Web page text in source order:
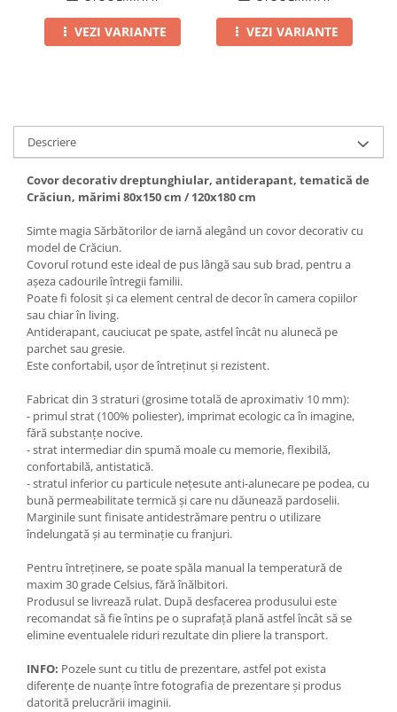
VEZI VARIANTE VEZI VARIANTE
Descriere
Covor decorativ dreptunghiular, antiderapant, tematică de
Crăciun, mărimi 80x150 cm / 120x180 cm
Simte magia Sărbătorilor de iarnă alegând un covor decorativ cu
model de Crăciun.
Covorul rotund este ideal de pus lângă sau sub brad, pentru a
așeza cadourile întregii familii.
Poate fi folosit și ca element central de decor în camera copiilor
sau chiar în living.
Antiderapant, cauciucat pe spate, astfel încât nu alunecă pe
parchet sau gresie.
Este confortabil, ușor de întreținut și rezistent.
Fabricat din 3 straturi (grosime totală de aproximativ 10 mm):
- primul strat (100% poliester), imprimat ecologic ca în imagine,
fără substanțe nocive.
- strat intermediar din spumă moale cu memorie, flexibilă,
confortabilă, antistatică.
- stratul inferior cu particule nețesute anti-alunecare pe podea, cu
bună permeabilitate termică și care nu dăunează pardoselii.
Marginile sunt finisate antidestrămare pentru o utilizare
îndelungată și au terminație cu franjuri.
Pentru întreținere, se poate spăla manual la temperatură de
maxim 30 grade Celsius, fără înălbitori.
Produsul se livrează rulat. După desfacerea produsului este
recomandat să fie întins pe o suprafață plană astfel încât să se
elimine eventualele riduri rezultate din pliere la transport.
INFO: Pozele sunt cu titlu de prezentare, astfel pot exista
diferențe de nuanțe între fotografia de prezentare și produs
datorită prelucrării imaginii.